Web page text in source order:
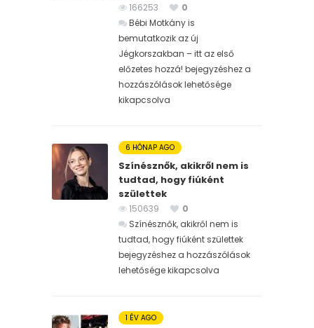
166253
0
Bébi Motkány is
bemutatkozik az új
Jégkorszakban – itt az első
előzetes hozzá! bejegyzéshez a
hozzászólások lehetősége
kikapcsolva
6 HÓNAP AGO
Színésznők, akikről nem is
tudtad, hogy fiúként
születtek
150639
0
Színésznők, akikről nem is
tudtad, hogy fiúként születtek
bejegyzéshez a hozzászólások
lehetősége kikapcsolva
1 ÉV AGO